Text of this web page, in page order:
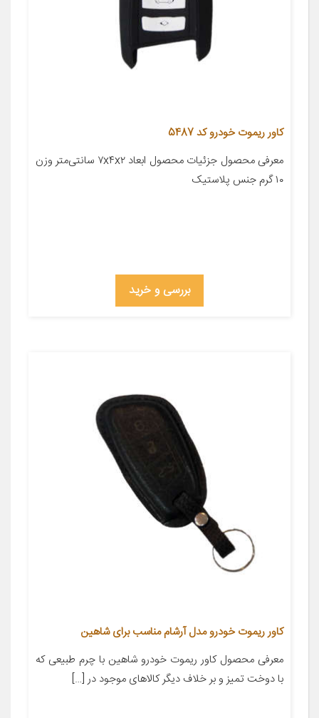
کاور ریموت خودرو کد 5487
معرفی محصول جزئیات محصول ابعاد ۷x۴x۲ سانتی‌متر وزن
۱۰ گرم جنس پلاستیک
بررسی و خرید
کاور ریموت خودرو مدل آرشام مناسب برای شاهین
معرفی محصول کاور ریموت خودرو شاهین با چرم طبیعی که
با دوخت تمیز و بر خلاف دیگر کالاهای موجود در […]